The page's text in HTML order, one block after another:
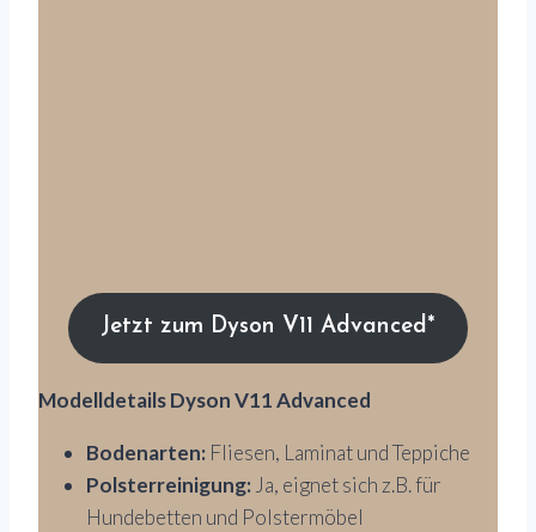
Jetzt zum Dyson V11 Advanced*
Modelldetails Dyson V11 Advanced
Bodenarten: Fliesen, Laminat und Teppiche
Polsterreinigung: Ja, eignet sich z.B. für
Hundebetten und Polstermöbel